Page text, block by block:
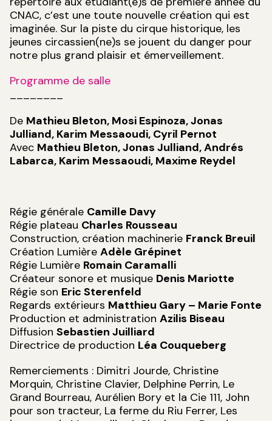
CNAC, c’est une toute nouvelle création qui est
imaginée. Sur la piste du cirque historique, les
jeunes circassien(ne)s se jouent du danger pour
notre plus grand plaisir et émerveillement.
Programme de salle
De Mathieu Bleton, Mosi Espinoza, Jonas
Julliand, Karim Messaoudi, Cyril Pernot
Avec Mathieu Bleton, Jonas Julliand, Andrés
Labarca, Karim Messaoudi, Maxime Reydel
Régie générale Camille Davy
Régie plateau Charles Rousseau
Construction, création machinerie Franck Breuil
Création Lumière Adèle Grépinet
Régie Lumière Romain Caramalli
Créateur sonore et musique Denis Mariotte
Régie son Eric Sterenfeld
Regards extérieurs Matthieu Gary – Marie Fonte
Production et administration Azilis Biseau
Diffusion Sebastien Juilliard
Directrice de production Léa Couqueberg
Remerciements : Dimitri Jourde, Christine
Morquin, Christine Clavier, Delphine Perrin, Le
Grand Bourreau, Aurélien Bory et la Cie 111, John
pour son tracteur, La ferme du Riu Ferrer, Les